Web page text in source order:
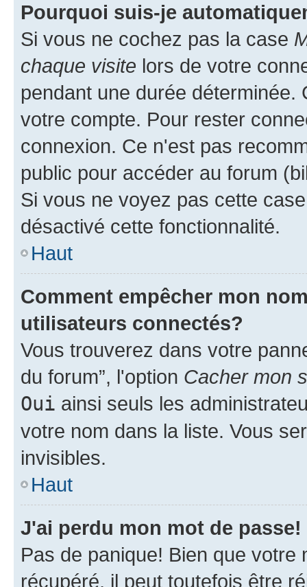
Pourquoi suis-je
Si vous ne cochez pas la case
chaque visite lors de votre
pendant une durée
votre compte. Pour rester
connexion. Ce n'est pas
public pour accéder au forum
Si vous ne voyez pas cette
désactivé cette fonctionnalité.
Haut
Comment empêcher mon
utilisateurs connectés?
Vous trouverez dans votre
du forum”, l'option Cacher mon
Oui ainsi seuls les
votre nom dans la liste. Vous
invisibles.
Haut
J'ai perdu mon mot de passe!
Pas de panique! Bien que
récupéré, il peut toutefois être